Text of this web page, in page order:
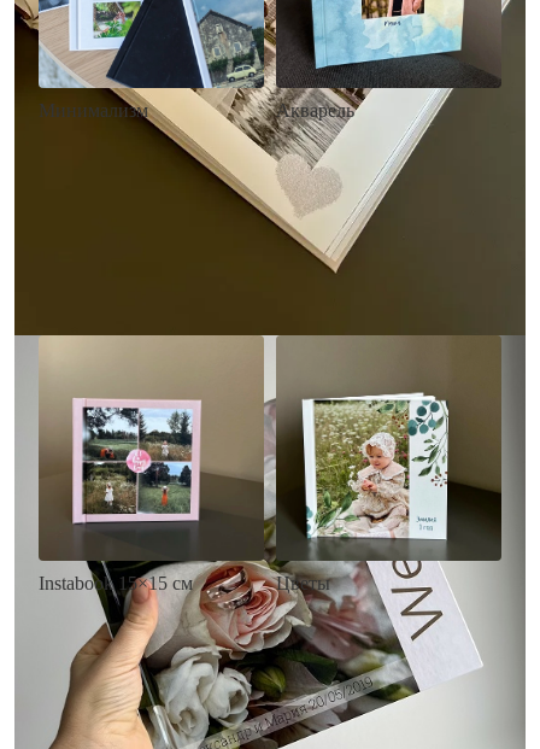
Минимализм Акварель
• Декор в стиле
акварельных красок
• Выбор цвета фона
• Загрузка фото и текста
Заказать
Instabook 15×15 см
• Декор на выбор
• Выбор цвета фона
• Загрузка фото и текста
Заказать
Цветы
• Декор цветы
• Выбор цвета фона
• Загрузка фото и текста
Заказать